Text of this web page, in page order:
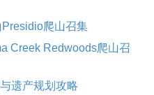
爬山召集
Creek Redwoods爬山召
遗产规划攻略